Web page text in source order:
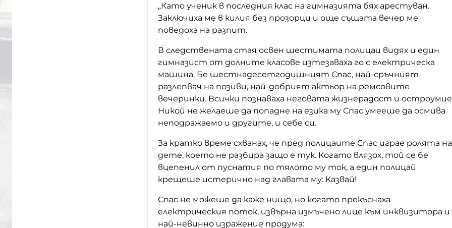
„Като ученик в последния клас на гимназията бях арестуван.
Заключиха ме в килия без прозорци и още същата вечер ме
поведоха на разпит.
В следствената стая освен шестимата полицаи видях и един
гимназист от долните класове изтезаваха го с електрическа
машина. Бе шестнадесетгодишният Спас, най-сръчният
разлепвач на позиви, най-добрият актьор на ремсовите
вечеринки. Всички познаваха неговата жизнерадост и
Никой не желаеше да попадне на езика му Спас умееше да осмива
неподражаемо и другите, и себе си.
За кратко време схванах, че пред полицаите Спас играе ролята на
дете, което не разбира защо е тук. Когато влязох, той се бе
вцепенил от пуснатия по тялото му ток, а един полицай
крещеше истерично над главата му: Казвай!
Спас не можеше да каже нищо, но когато прекъснаха
електрическия поток, извърна измъчено лице към инквизитора и
най-невинно изражение продума: